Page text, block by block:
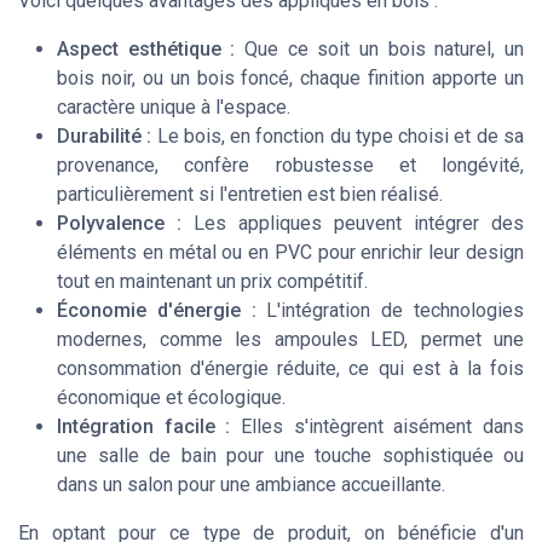
Aspect esthétique : Que ce soit un bois naturel, un
bois noir, ou un bois foncé, chaque finition apporte un
caractère unique à l'espace.
Durabilité : Le bois, en fonction du type choisi et de sa
provenance, confère robustesse et longévité,
particulièrement si l'entretien est bien réalisé.
Polyvalence : Les appliques peuvent intégrer des
éléments en métal ou en PVC pour enrichir leur design
tout en maintenant un prix compétitif.
Économie d'énergie : L'intégration de technologies
modernes, comme les ampoules LED, permet une
consommation d'énergie réduite, ce qui est à la fois
économique et écologique.
Intégration facile : Elles s'intègrent aisément dans
une salle de bain pour une touche sophistiquée ou
dans un salon pour une ambiance accueillante.
En optant pour ce type deproduit, on bénéficie d'un